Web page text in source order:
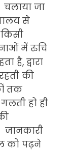
चलाया जा
से
में रुचि
है, द्वारा
की
तक
हो ही
को पढ़ने